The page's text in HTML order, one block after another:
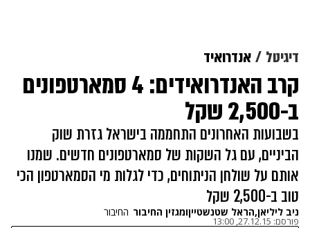
דיגיטל אנדרואיד
קרב האנדרואידים: 4 סמארטפונים
ב-2,500 שקל
בשבועות האחרונים התחממה בישראל גזרת שוק
הביניים, עם גל השקות של סמארטפונים חדשים. שמנו
אותם על שולחן הניתוחים, כדי לגלות מי הסמארטפון הכי
טוב ב-2,500 שקל
ניב ליליאן,הראל שטנשטייןומגזין החיבור החיבור
פורסם: 27.12.15, 13:00